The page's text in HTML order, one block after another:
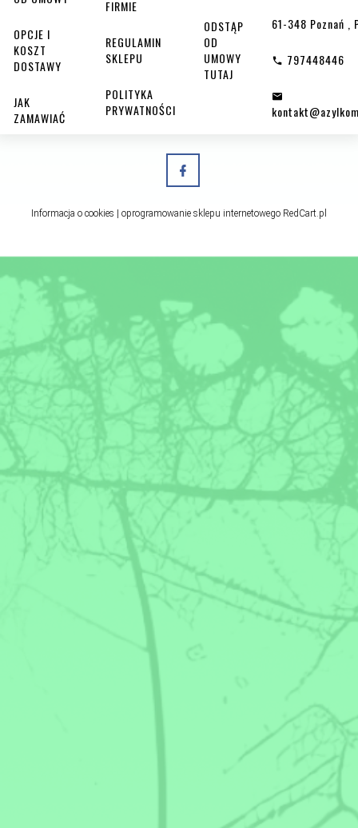
OPCJE I
KOSZT
DOSTAWY
JAK
ZAMAWIAĆ
FIRMIE
REGULAMIN
SKLEPU
POLITYKA
PRYWATNOŚCI
ODSTĄP
OD
UMOWY
TUTAJ
61-348 Poznań
797448446
Informacja o cookies | oprogramowanie sklepu internetowego RedCart.pl